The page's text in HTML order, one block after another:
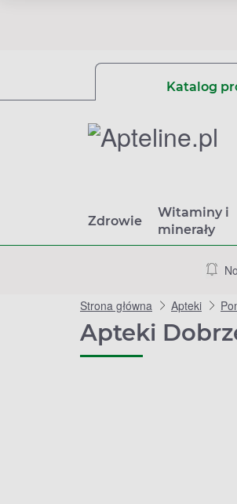
Katalog
Zdrowie
Witaminy i
minerały
Strona główna Apteki
Apteki